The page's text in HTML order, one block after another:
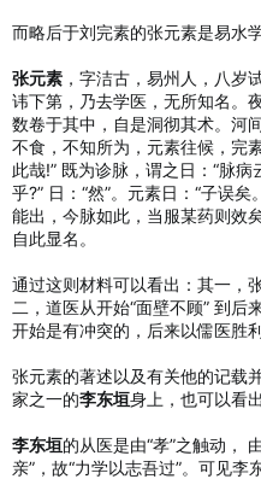
而略后于刘完素的张元素是易水
张元素 ，字洁古，易州人，八岁
讳下第，乃去学医，无所知名。
数卷于其中，自是洞彻其术。河
不食，不知所为，元素往候，完
此哉!” 既为诊脉，谓之日：“脉病
乎?” 日：“然”。元素日：“子误
能出，今脉如此，当服某药则效
自此显名。
通过这则材料可以看出：其一，
二，道医从开始“面壁不顾” 到后
开始是有冲突的，后来以儒医胜
张元素的著述以及有关他的记载
家之一的李东垣身上，也可以看
李东垣的从医是由“孝”之触动，
亲”，故“力学以志吾过”。可见